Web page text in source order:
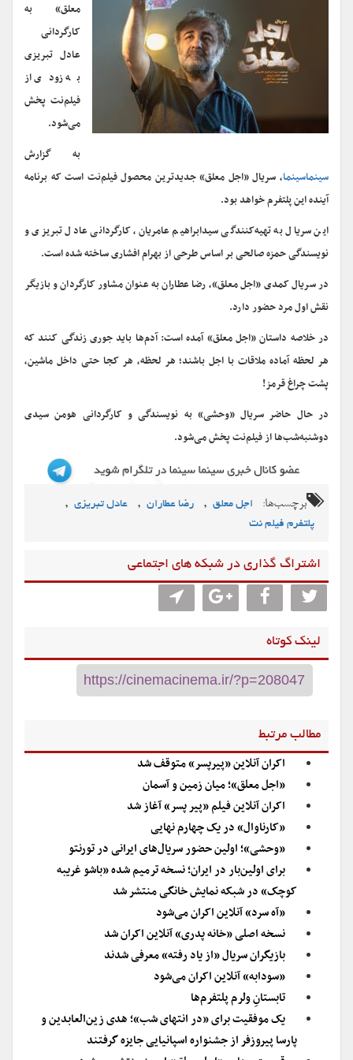
معلق» به
کارگردانی
عادل تبریزی
به زودی از
فیلم‌نت پخش
می‌شود.
به گزارش
سینماسینما، سریال «اجل معلق» جدیدترین محصول فیلم‌نت است که برنامه
آینده این پلتفرم خواهد بود.
این سریال به تهیه‌کنندگی سید‌ابراهیم عامریان، کارگردانی عادل تبریزی و
نویسندگی حمزه صالحی بر اساس طرحی از بهرام افشاری ساخته شده است.
در سریال کمدی «اجل معلق»، رضا عطاران به عنوان مشاور کارگردان و بازیگر
نقش اول مرد حضور دارد.
در خلاصه داستان «اجل معلق» آمده است: آدم‌ها باید جوری زندگی کنند که
هر لحظه آماده ملاقات با اجل باشند؛ هر لحظه، هر کجا حتی داخل ماشین،
پشت چراغ قرمز!
در حال حاضر سریال «وحشی» به نویسندگی و کارگردانی هومن سیدی
دوشنبه‌‌شب‌ها از فیلم‌نت پخش می‌شود.
برچسب‌ها: اجل معلق , رضا عطاران , عادل تبریزی ,
پلتفرم فیلم نت
اشتراگ گذاری در شبکه های اجتماعی
لینک کوتاه
مطالب مرتبط
اکران آنلاین «پیرپسر» متوقف شد
«اجل معلق»؛ میان زمین و آسمان
اکران آنلاین فیلم «پیر پسر» آغاز شد
«کارناوال» در یک چهارم نهایی
«وحشی»؛ اولین حضور سریال‌های ایرانی در تورنتو
برای اولین‌بار در ایران؛ نسخه ترمیم شده «باشو غریبه
کوچک» در شبکه نمایش خانگی منتشر شد
«آه سرد» آنلاین اکران می‌شود
نسخه اصلی «خانه پدری» آنلاین اکران شد
بازیگران سریال «از یاد رفته» معرفی شدند
«سودابه» آنلاین اکران می‌شود
تابستانِ ولرم پلتفرم‌ها
یک موفقیت برای «در انتهای شب»؛ هدی زین‌العابدین و
پارسا پیروزفر از جشنواره اسپانیایی جایزه گرفتند